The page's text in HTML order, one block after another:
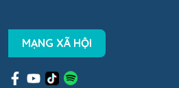
MẠNG XÃ HỘI